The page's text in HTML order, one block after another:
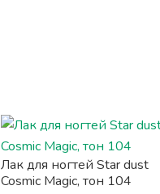
Лак для ногтей Star dust
Cosmic Magic, тон 104